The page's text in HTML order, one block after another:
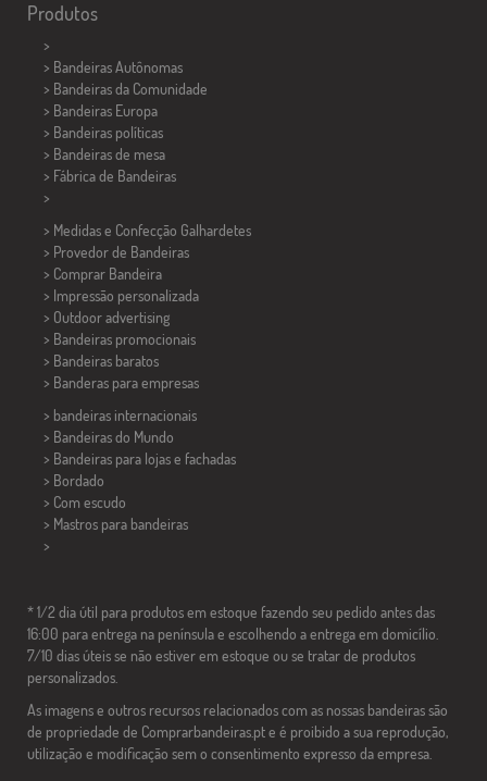
Produtos
>
> Bandeiras Autônomas
> Bandeiras da Comunidade
> Bandeiras Europa
> Bandeiras políticas
> Bandeiras de mesa
> Fábrica de Bandeiras
>
> Medidas e Confecção Galhardetes
> Provedor de Bandeiras
> Comprar Bandeira
> Impressão personalizada
> Outdoor advertising
> Bandeiras promocionais
> Bandeiras baratos
> Banderas para empresas
> bandeiras internacionais
> Bandeiras do Mundo
> Bandeiras para lojas e fachadas
> Bordado
> Com escudo
> Mastros para bandeiras
>
* 1/2 dia útil para produtos em estoque fazendo seu pedido antes das
16:00 para entrega na península e escolhendo a entrega em domicílio.
7/10 dias úteis se não estiver em estoque ou se tratar de produtos
personalizados.
As imagens e outros recursos relacionados com as nossas bandeiras são
de propriedade de Comprarbandeiras.pt e é proibido a sua reprodução,
utilização e modificação sem o consentimento expresso da empresa.